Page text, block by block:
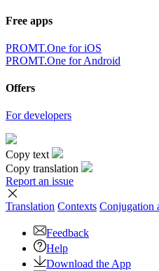
Free apps
PROMT.One for iOS
PROMT.One for Android
Offers
For developers
Copy text
Copy translation
Report an issue
Translation Contexts Conjugation
Feedback
Help
Download the App